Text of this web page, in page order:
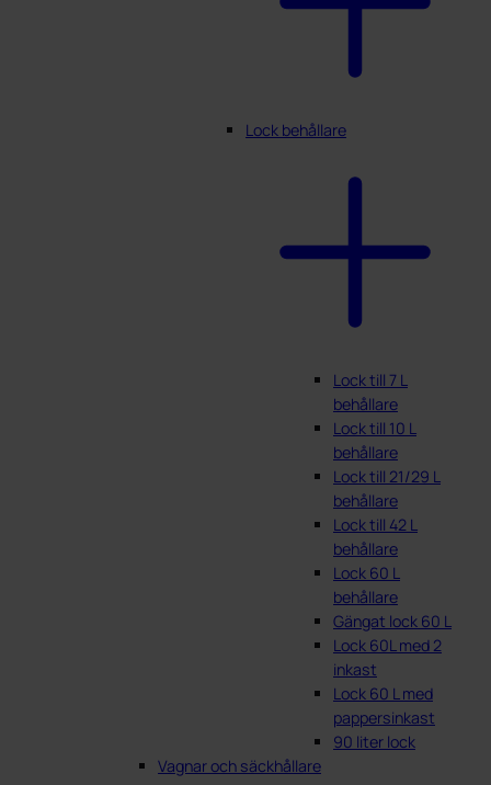
Lock behållare
Lock till 7 L
behållare
Lock till 10 L
behållare
Lock till 21/29 L
behållare
Lock till 42 L
behållare
Lock 60 L
behållare
Gängat lock 60 L
Lock 60L med 2
inkast
Lock 60 L med
pappersinkast
90 liter lock
Vagnar och säckhållare